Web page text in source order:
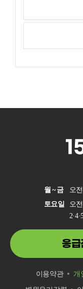
월~금 오
토요일
오
응
이용약관 개